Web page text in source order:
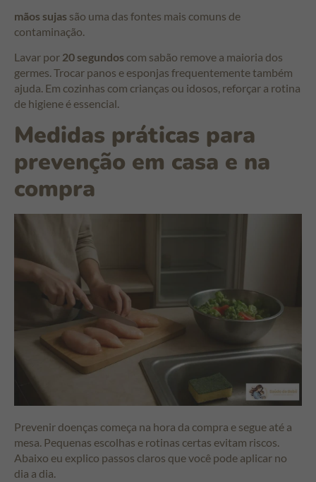
mãos sujas são uma das fontes mais comuns de
contaminação.
Lavar por 20 segundos com sabão remove a maioria dos
germes. Trocar panos e esponjas frequentemente também
ajuda. Em cozinhas com crianças ou idosos, reforçar a rotina
de higiene é essencial.
Medidas práticas para
prevenção em casa e na
compra
Prevenir doenças começa na hora da compra e segue até a
mesa. Pequenas escolhas e rotinas certas evitam riscos.
Abaixo eu explico passos claros que você pode aplicar no
dia a dia.